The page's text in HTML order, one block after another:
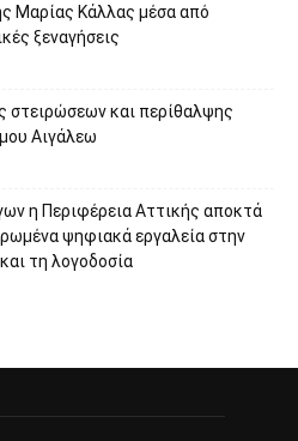
Μαρίας Κάλλας μέσα από
ξεναγήσεις
στειρώσεων και περίθαλψης
Αιγάλεω
η Περιφέρεια Αττικής αποκτά
ψηφιακά εργαλεία στην
τη λογοδοσία